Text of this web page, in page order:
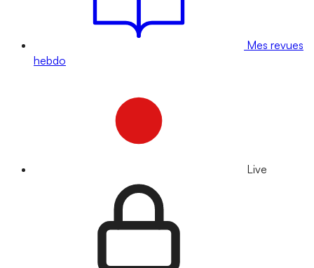
Mes revues
hebdo
Live